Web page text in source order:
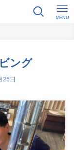
MENU
ング
25日